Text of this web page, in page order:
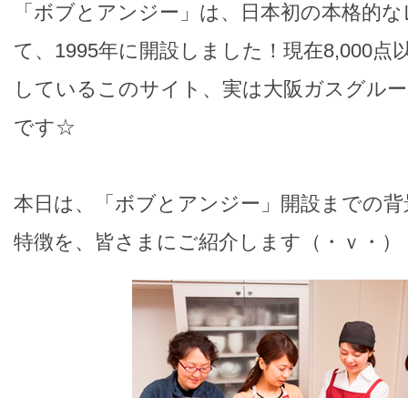
「ボブとアンジー」は、日本初の本格的
て、1995年に開設しました！現在8,000点
しているこのサイト、実は大阪ガスグル
です☆
本日は、「ボブとアンジー」開設までの
特徴を、皆さまにご紹介します（・ｖ・）